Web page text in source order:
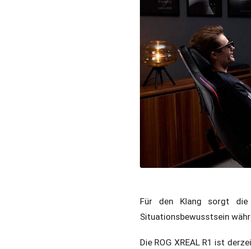
Für den Klang sorgt die
Situationsbewusstsein
Die ROG XREAL R1 ist